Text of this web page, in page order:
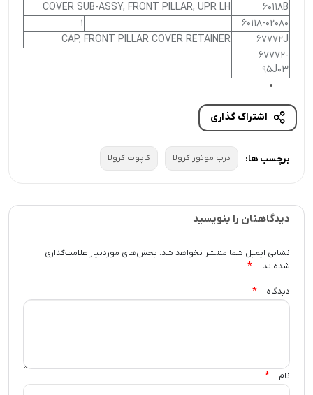
60118B
COVER SUB-ASSY, FRONT PILLAR, UPR LH
60118-02080
1
67772J
CAP, FRONT PILLAR COVER RETAINER
67772-
95J03
اشتراک گذاری
برچسب ها: درب موتور کرولا کاپوت کرولا
دیدگاهتان را بنویسید
نشانی ایمیل شما منتشر نخواهد شد. بخش‌های موردنیاز علامت‌گذاری
شده‌اند
*
دیدگاه *
نام *